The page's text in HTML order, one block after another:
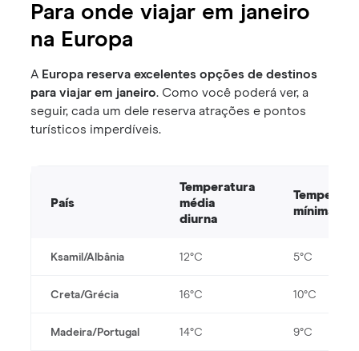
Para onde viajar em janeiro
na Europa
A Europa reserva excelentes opções de destinos
para viajar em janeiro. Como você poderá ver, a
seguir, cada um dele reserva atrações e pontos
turísticos imperdíveis.
País
Temperatura
média
diurna
mínima
Ksamil/Albânia 12°C 5°C
Creta/Grécia 16°C 10°C
Madeira/Portugal 14°C 9°C